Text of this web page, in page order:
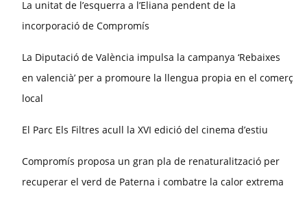
La unitat de l’esquerra a l’Eliana pendent de la
incorporació de Compromís
La Diputació de València impulsa la campanya ‘Rebaixes
en valencià’ per a promoure la llengua propia en el comerç
local
El Parc Els Filtres acull la XVI edició del cinema d’estiu
Compromís proposa un gran pla de renaturalització per
recuperar el verd de Paterna i combatre la calor extrema